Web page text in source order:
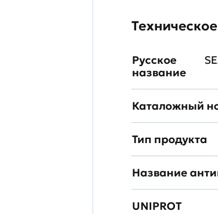
Русское
название
Каталожный
Тип продукта
Название
UNIPROT